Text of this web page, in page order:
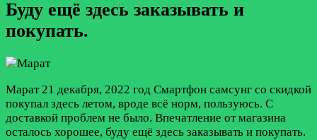
Буду ещё здесь заказывать и
покупать.
Марат 21 декабря, 2022 год Смартфон самсунг со скидкой
покупал здесь летом, вроде всё норм, пользуюсь. С
доставкой проблем не было. Впечатление от магазина
осталось хорошee, буду ещё здесь заказывать и покупать.